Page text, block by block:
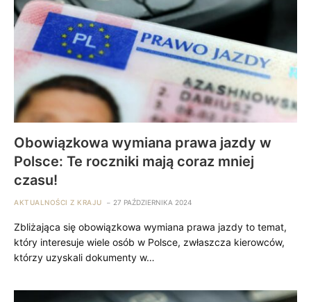
Obowiązkowa wymiana prawa jazdy w
Polsce: Te roczniki mają coraz mniej
czasu!
AKTUALNOŚCI Z KRAJU 27 PAŹDZIERNIKA 2024
Zbliżająca się obowiązkowa wymiana prawa jazdy to temat,
który interesuje wiele osób w Polsce, zwłaszcza kierowców,
którzy uzyskali dokumenty w…